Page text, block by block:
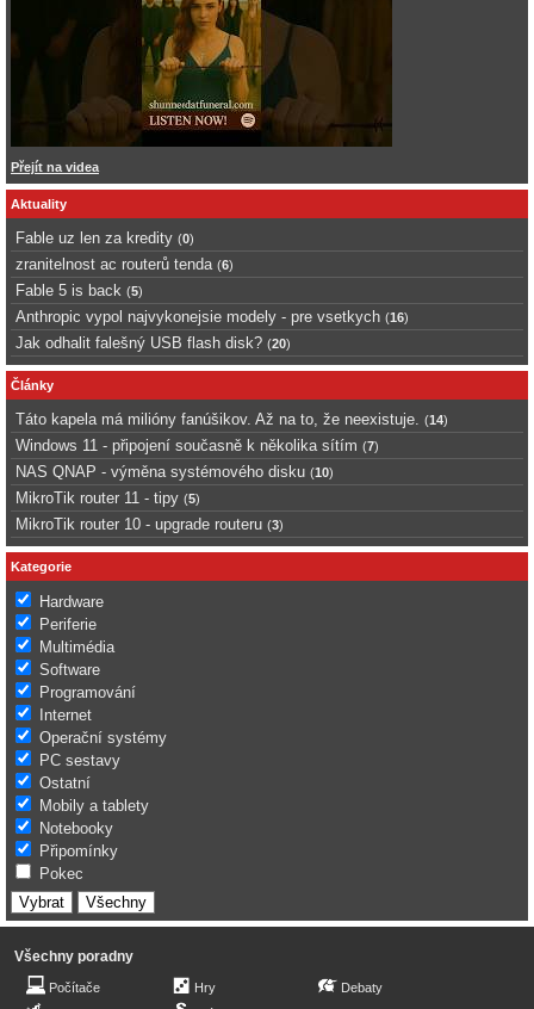
Přejít na videa
Aktuality
Fable uz len za kredity (0)
zranitelnost ac routerů tenda (6)
Fable 5 is back (5)
Anthropic vypol najvykonejsie modely - pre vsetkych (16)
Jak odhalit falešný USB flash disk? (20)
Články
Táto kapela má milióny fanúšikov. Až na to, že neexistuje. (14)
Windows 11 - připojení současně k několika sítím (7)
NAS QNAP - výměna systémového disku (10)
MikroTik router 11 - tipy (5)
MikroTik router 10 - upgrade routeru (3)
Kategorie
Hardware
Periferie
Multimédia
Software
Programování
Internet
Operační systémy
PC sestavy
Ostatní
Mobily a tablety
Notebooky
Připomínky
Pokec
Všechny poradny
Počítače
Hry
Debaty